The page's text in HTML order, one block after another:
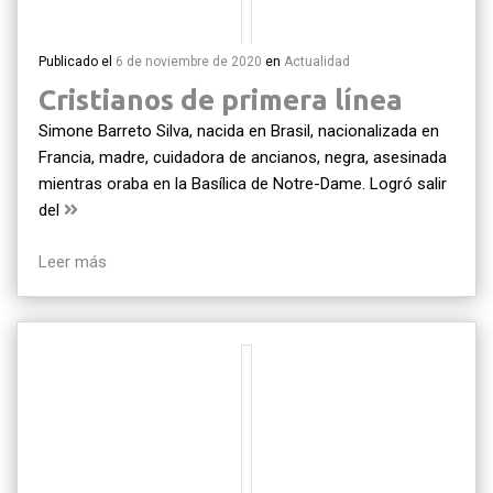
Publicado el 6 de noviembre de 2020 en Actualidad
Cristianos de primera línea
Simone Barreto Silva, nacida en Brasil, nacionalizada en
Francia, madre, cuidadora de ancianos, negra, asesinada
mientras oraba en la Basílica de Notre-Dame. Logró salir
del
Leer más